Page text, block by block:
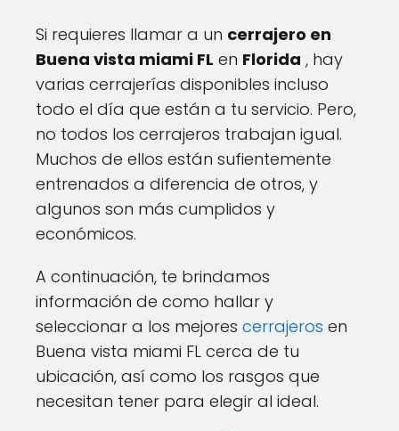
Si requieres llamar a un cerrajero en
Buena vista miami FL en Florida , hay
varias cerrajerías disponibles incluso
todo el día que están a tu servicio. Pero,
no todos los cerrajeros trabajan igual.
Muchos de ellos están sufientemente
entrenados a diferencia de otros, y
algunos son más cumplidos y
económicos.
A continuación, te brindamos
información de como hallar y
seleccionar a los mejores cerrajeros en
Buena vista miami FL cerca de tu
ubicación, así como los rasgos que
necesitan tener para elegir al ideal.